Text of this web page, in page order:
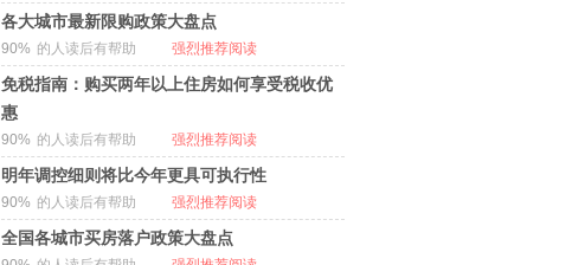
各大城市最新限购政策大盘点
90% 的人读后有帮助 强烈推荐阅读
免税指南：购买两年以上住房如何享受税收优
惠
90% 的人读后有帮助 强烈推荐阅读
明年调控细则将比今年更具可执行性
90% 的人读后有帮助 强烈推荐阅读
全国各城市买房落户政策大盘点